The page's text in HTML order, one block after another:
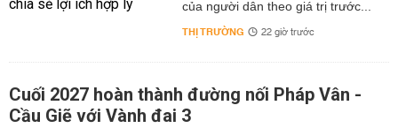
của người dân theo giá trị trước...
THỊ TRƯỜNG 22 giờ trước
Cuối 2027 hoàn thành đường nối Pháp Vân -
Cầu Giẽ với Vành đai 3